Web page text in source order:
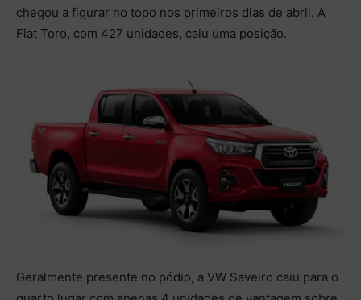
chegou a figurar no topo nos primeiros dias de abril. A
Fiat Toro, com 427 unidades, caiu uma posição.
Geralmente presente no pódio, a VW Saveiro caiu para o